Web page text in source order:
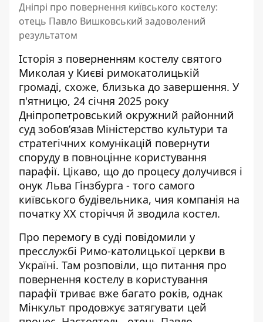
Дніпрі про повернення київського костелу:
отець Павло Вишковський задоволений
результатом
Історія з поверненням костелу святого
Миколая у Києві римокатолицькій
громаді, схоже, близька до завершення. У
п'ятницю, 24 січня 2025 року
Дніпропетровський окружний районний
суд зобов’язав Міністерство культури та
стратегічних комунікацій повернути
споруду в повноцінне користування
парафії. Цікаво, що до процесу долучився і
онук Льва Гінзбурга - того самого
київського будівельника, чия компанія на
початку ХХ сторіччя й зводила костел.
Про перемогу в суді повідомили у
пресслужбі Римо-католицької церкви в
Україні. Там розповіли, що питання про
повернення костелу в користування
парафії триває вже багато років, однак
Мінкульт продовжує затягувати цей